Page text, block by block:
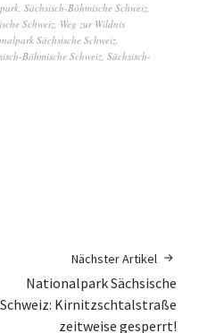
, Sächsisch-Böhmische Schweiz,
Schweiz, Weg zur Wildnis
Sächsische Schweiz,
Böhmische Schweiz, Sächsisch-
Nächster Artikel
Nationalpark Sächsische
Schweiz: Kirnitzschtalstraße
zeitweise gesperrt!